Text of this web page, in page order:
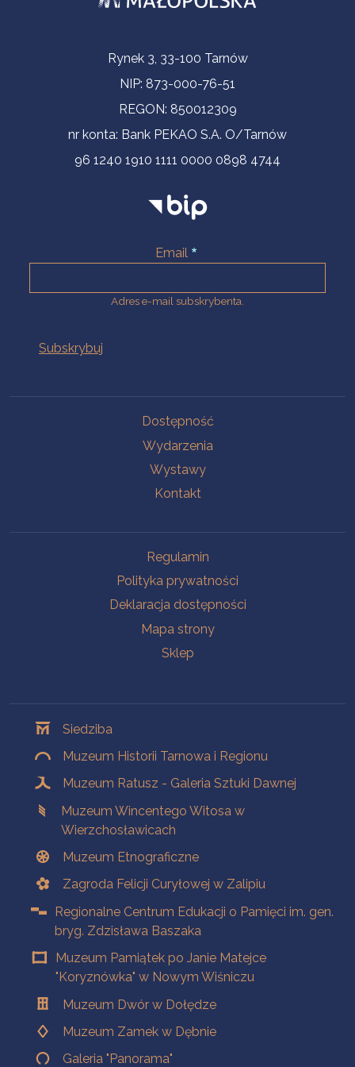
Informacje kontaktoweRynek 3, 33-100 Tarnów
NIP: 873-000-76-51
REGON: 850012309
nr konta: Bank PEKAO S.A. O/Tarnów
96 1240 1910 1111 0000 0898 4744
Email
Adres e-mail subskrybenta.
Dostępność
Wydarzenia
Wystawy
Kontakt
Regulamin
Polityka prywatności
Deklaracja dostępności
Mapa strony
Sklep
Siedziba
Muzeum Historii Tarnowa i Regionu
Muzeum Ratusz - Galeria Sztuki Dawnej
Muzeum Wincentego Witosa w
Wierzchosławicach
Muzeum Etnograficzne
Zagroda Felicji Curyłowej w Zalipiu
Regionalne Centrum Edukacji o Pamięci im. gen.
bryg. Zdzisława Baszaka
Muzeum Pamiątek po Janie Matejce
"Koryznówka" w Nowym Wiśniczu
Muzeum Dwór w Dołędze
Muzeum Zamek w Dębnie
Galeria "Panorama"